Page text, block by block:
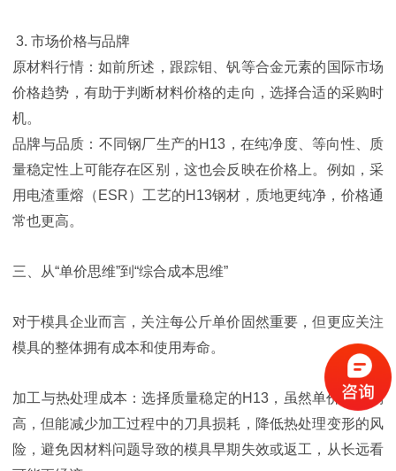
3. 市场价格与品牌
原材料行情：如前所述，跟踪钼、钒等合金元素的国际市场
价格趋势，有助于判断材料价格的走向，选择合适的采购时
机。
品牌与品质：不同钢厂生产的H13，在纯净度、等向性、质
量稳定性上可能存在区别，这也会反映在价格上。例如，采
用电渣重熔（ESR）工艺的H13钢材，质地更纯净，价格通
常也更高。
三、从“单价思维”到“综合成本思维”
对于模具企业而言，关注每公斤单价固然重要，但更应关注
模具的整体拥有成本和使用寿命。
加工与热处理成本：选择质量稳定的H13，虽然单价可能稍
高，但能减少加工过程中的刀具损耗，降低热处理变形的风
险，避免因材料问题导致的模具早期失效或返工，从长远看